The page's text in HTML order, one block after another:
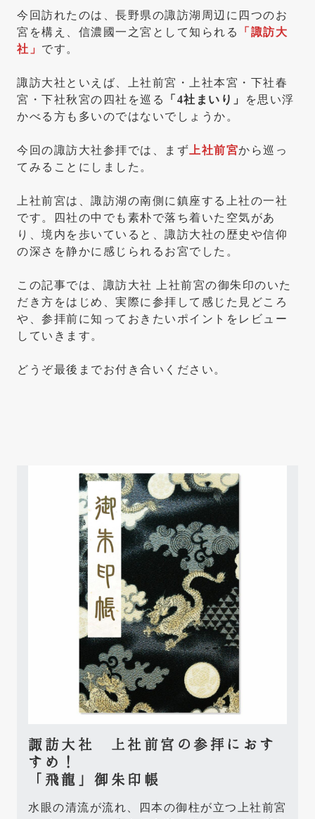
今回訪れたのは、長野県の諏訪湖周辺に四つのお
宮を構え、信濃國一之宮として知られる
「諏訪大
社」 です。
諏訪大社といえば、上社前宮・上社本宮・下社春
宮・下社秋宮の四社を巡る
「4社まいり」
を思い浮
かべる方も多いのではないでしょうか。
今回の諏訪大社参拝では、まず 上社前宮から巡っ
てみることにしました。
上社前宮は、諏訪湖の南側に鎮座する上社の一社
です。四社の中でも素朴で落ち着いた空気があ
り、境内を歩いていると、諏訪大社の歴史や信仰
の深さを静かに感じられるお宮でした。
この記事では、諏訪大社 上社前宮の御朱印のいた
だき方をはじめ、実際に参拝して感じた見どころ
や、参拝前に知っておきたいポイントをレビュー
していきます。
どうぞ最後までお付き合いください。
諏訪大社 上社前宮の参拝におす
すめ！
「飛龍」御朱印帳
水眼の清流が流れ、四本の御柱が立つ上社前宮